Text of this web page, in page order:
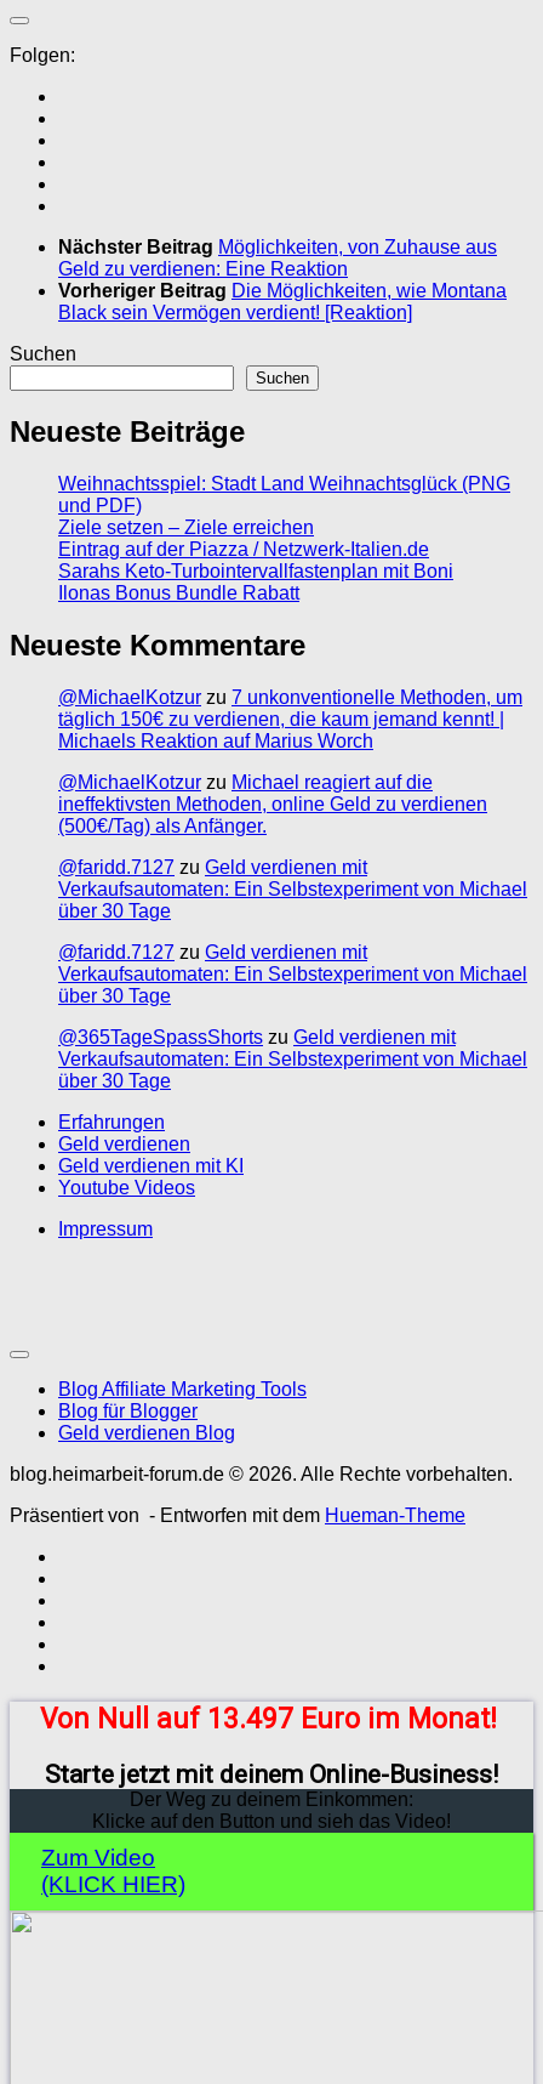
Folgen:
Nächster Beitrag Möglichkeiten, von Zuhause aus
Geld zu verdienen: Eine Reaktion
Vorheriger Beitrag Die Möglichkeiten, wie Montana
Black sein Vermögen verdient! [Reaktion]
Suchen
Suchen
Neueste Beiträge
Weihnachtsspiel: Stadt Land Weihnachtsglück (PNG
und PDF)
Ziele setzen – Ziele erreichen
Eintrag auf der Piazza / Netzwerk-Italien.de
Sarahs Keto-Turbointervallfastenplan mit Boni
Ilonas Bonus Bundle Rabatt
Neueste Kommentare
@MichaelKotzur zu 7 unkonventionelle Methoden, um
täglich 150€ zu verdienen, die kaum jemand kennt! |
Michaels Reaktion auf Marius Worch
@MichaelKotzur zu Michael reagiert auf die
ineffektivsten Methoden, online Geld zu verdienen
(500€/Tag) als Anfänger.
@faridd.7127 zu Geld verdienen mit
Verkaufsautomaten: Ein Selbstexperiment von Michael
über 30 Tage
@faridd.7127 zu Geld verdienen mit
Verkaufsautomaten: Ein Selbstexperiment von Michael
über 30 Tage
@365TageSpassShorts zu Geld verdienen mit
Verkaufsautomaten: Ein Selbstexperiment von Michael
über 30 Tage
Erfahrungen
Geld verdienen
Geld verdienen mit KI
Youtube Videos
Impressum
Blog Affiliate Marketing Tools
Blog für Blogger
Geld verdienen Blog
blog.heimarbeit-forum.de © 2026. Alle Rechte vorbehalten.
Präsentiert von - Entworfen mit dem Hueman-Theme
Von Null auf 13.497 Euro im Monat!
Starte jetzt mit deinem Online-Business!
Der Weg zu deinem Einkommen:
Klicke auf den Button und sieh das Video!
Zum Video
(KLICK HIER)